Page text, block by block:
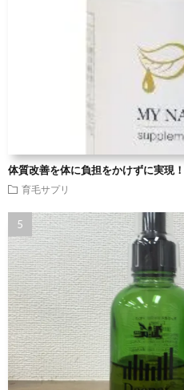
体質改善を体に負担をかけずに実現
育毛サプリ